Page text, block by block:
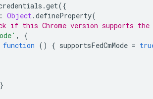
.get({
: Object .defineProperty(
if this Chrome version supports the
,
{
function () { supportsFedCmMode =